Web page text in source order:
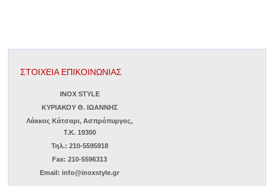
ΣΤΟΙΧΕΙΑ ΕΠΙΚΟΙΝΩΝΙΑΣ
INOX STYLE
ΚΥΡΙΑΚΟΥ Θ. ΙΩΑΝΝΗΣ
Λάκκος Κάτσαρι, Ασπρόπυργος,
Τ.Κ. 19300
Τηλ.: 210-5595918
Fax: 210-5596313
Email: info@inoxstyle.gr